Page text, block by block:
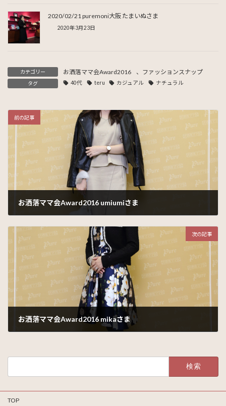
2020/02/21 puremoni大阪 たまいぬさま
2020年3月23日
カテゴリー お洒落ママ会Award2016 、 ファッションスナップ
タグ 40代 teru カジュアル ナチュラル
前の記事
お洒落ママ会Award2016 umiumiさま
次の記事
お洒落ママ会Award2016 mikaさま
TOP